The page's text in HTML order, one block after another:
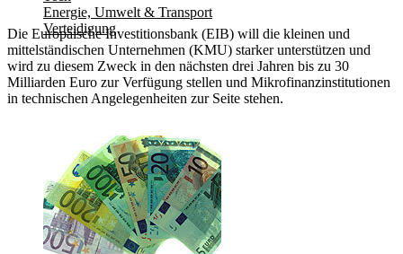
Energie, Umwelt & Transport
Verteidigung
Die Europäische Investitionsbank (EIB) will die kleinen und
mittelständischen Unternehmen (KMU) starker unterstützen und
wird zu diesem Zweck in den nächsten drei Jahren bis zu 30
Milliarden Euro zur Verfügung stellen und Mikrofinanzinstitutionen
in technischen Angelegenheiten zur Seite stehen.